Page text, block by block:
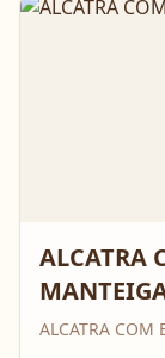
ALCATRA
ALCATRA COM